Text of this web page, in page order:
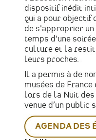
dispositif inédit
qui a pour objectif
de s'approprier
temps d'une
culture et la
leurs proches.
Il a permis à de
musées de
lors de la Nuit des
venue d’un
AGENDA DES